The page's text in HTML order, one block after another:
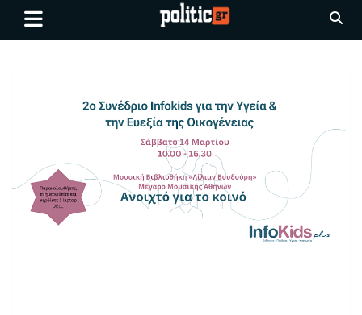
Skip
Ειδήσεις απο τη
Θεσσαλονίκη, την Ελλάδα και
politic.gr